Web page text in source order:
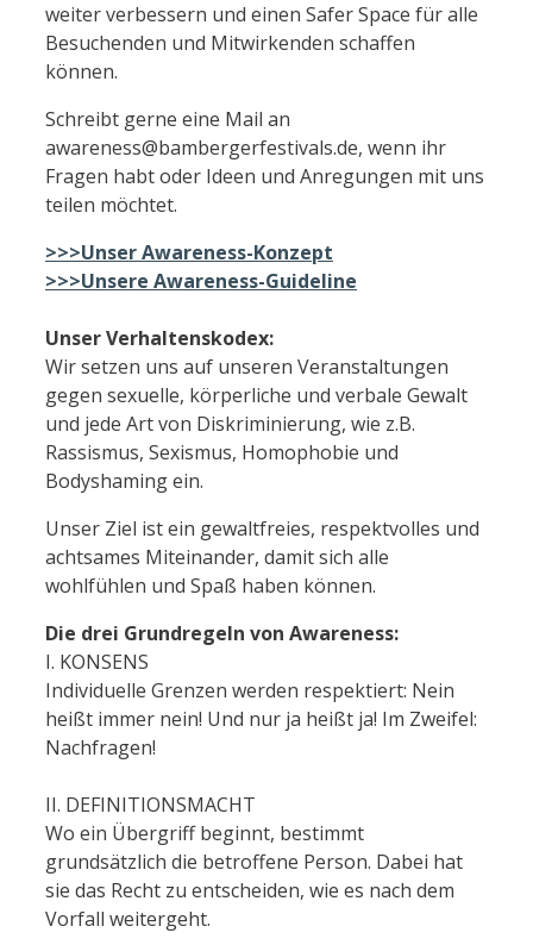
weiter verbessern und einen Safer Space für alle
Besuchenden und Mitwirkenden schaffen
können.
Schreibt gerne eine Mail an
awareness@bambergerfestivals.de, wenn ihr
Fragen habt oder Ideen und Anregungen mit uns
teilen möchtet.
>>>Unser Awareness-Konzept
>>>Unsere Awareness-Guideline
Unser Verhaltenskodex:
Wir setzen uns auf unseren Veranstaltungen
gegen sexuelle, körperliche und verbale Gewalt
und jede Art von Diskriminierung, wie z.B.
Rassismus, Sexismus, Homophobie und
Bodyshaming ein.
Unser Ziel ist ein gewaltfreies, respektvolles und
achtsames Miteinander, damit sich alle
wohlfühlen und Spaß haben können.
Die drei Grundregeln von Awareness:
I. KONSENS
Individuelle Grenzen werden respektiert: Nein
heißt immer nein! Und nur ja heißt ja! Im Zweifel:
Nachfragen!
II. DEFINITIONSMACHT
Wo ein Übergriff beginnt, bestimmt
grundsätzlich die betroffene Person. Dabei hat
sie das Recht zu entscheiden, wie es nach dem
Vorfall weitergeht.